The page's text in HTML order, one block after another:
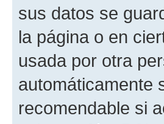
sus datos se
la página o en
usada por otra
automáticamente
recomendable si